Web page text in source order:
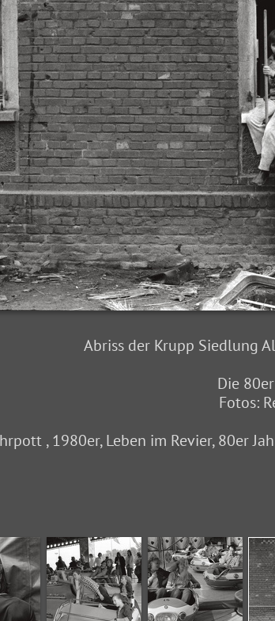
Abriss der Krupp Siedlung
Die
Fotos:
, 1980er, Leben im Revier, 80er